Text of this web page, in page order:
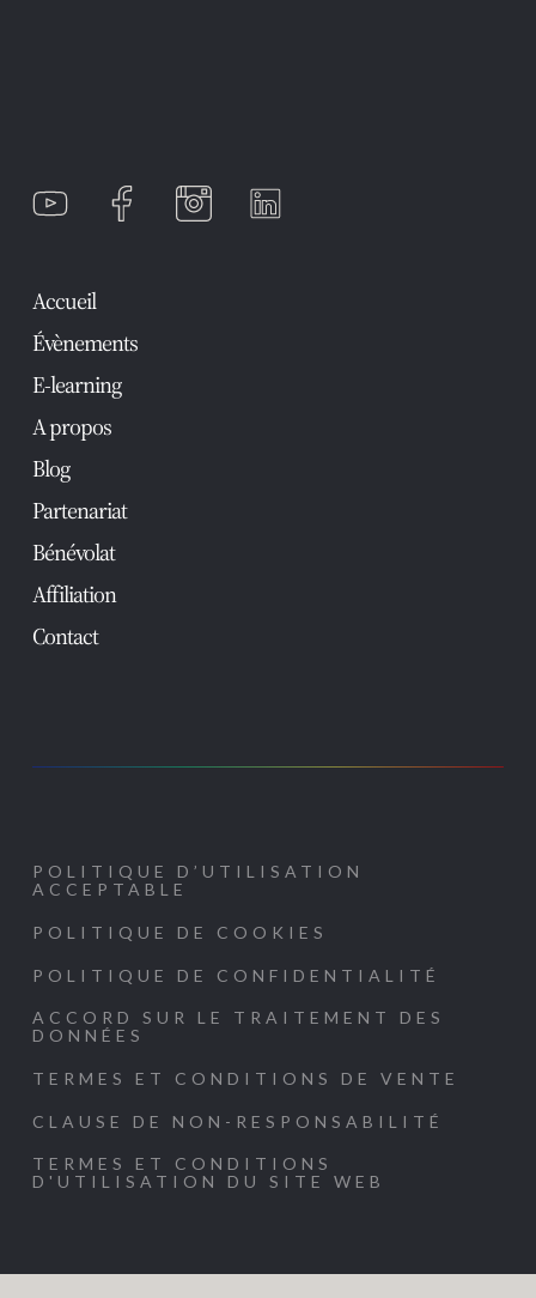
Accueil
Évènements
E-learning
A propos
Blog
Partenariat
Bénévolat
Affiliation
Contact
POLITIQUE D’UTILISATION
ACCEPTABLE
POLITIQUE DE COOKIES
POLITIQUE DE CONFIDENTIALITÉ
ACCORD SUR LE TRAITEMENT DES
DONNÉES
TERMES ET CONDITIONS DE VENTE
CLAUSE DE NON-RESPONSABILITÉ
TERMES ET CONDITIONS
D'UTILISATION DU SITE WEB